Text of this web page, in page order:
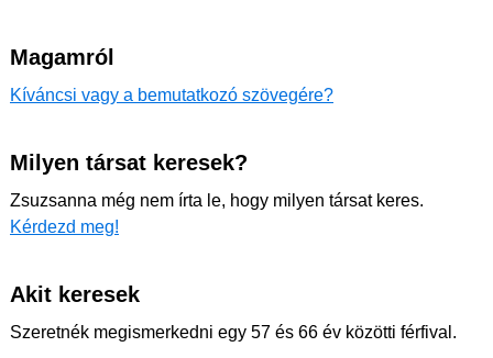
Magamról
Kíváncsi vagy a bemutatkozó szövegére?
Milyen társat keresek?
Zsuzsanna még nem írta le, hogy milyen társat keres.
Kérdezd meg!
Akit keresek
Szeretnék megismerkedni egy 57 és 66 év közötti férfival.